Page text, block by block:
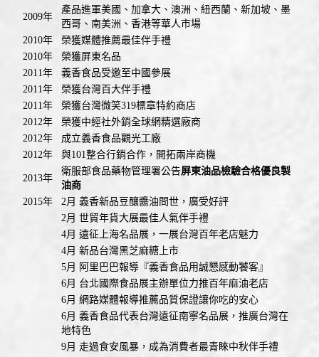
2009年
產品進軍美國、加拿大、澳洲、紐西蘭、新加坡、墨
西哥、南美洲、香港等華人市場
2010年
榮獲媒體推薦最佳伴手禮
2010年
榮獲屏東名品
2011年
義香食品受邀至中國參展
2011年
榮獲台灣百大伴手禮
2011年
榮獲台灣微笑319標章特約商店
2012年
榮獲中經社外銷全球網精選廠商
2012年
成立義香食品觀光工廠
2012年
與101整合行銷合作，開拓兩岸商機
2013年
衛服部食品藥物管理署公告屏東油品檢驗合格優良製
油商
2015年
2月 義香新品豆釀醬油問世，廣受好評
2月 世貿年貨大展最佳人氣伴手禮
4月 遠征上海名品展，一展台灣百年老店魅力
4月 新品台灣黑芝麻糖上市
5月 阿里巴巴報導『義香食品用誠懇感動饕客』
6月 台北國際食品展主辦單位力推百年麻油老店
6月 網路媒體報導推薦品質保證讓你吃的安心
6月 義香食品代表台灣遠征南寧名品展，推廣台灣在
地特色
9月 走過食安風暴，成為消費者最青睞中秋伴手禮